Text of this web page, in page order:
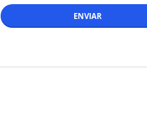
ENVIAR